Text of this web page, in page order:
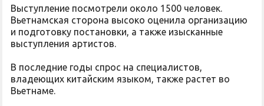
Выступление посмотрели около 1500 человек.
Вьетнамская сторона высоко оценила организацию
и подготовку постановки, а также изысканные
выступления артистов.
В последние годы спрос на специалистов,
владеющих китайским языком, также растет во
Вьетнаме.